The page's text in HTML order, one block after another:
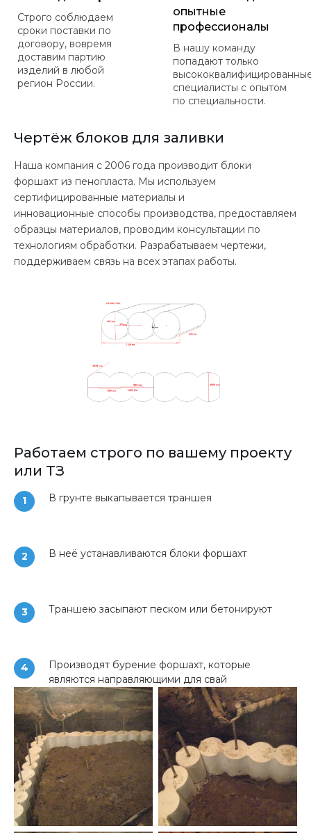
Строго соблюдаем
сроки поставки по
договору, вовремя
доставим партию
изделий в любой
регион России.
опытные
профессионалы
В нашу команду
попадают только
специалисты с опытом
по специальности.
Чертёж блоков для заливки
Наша компания с 2006 года производит блоки
форшахт из пенопласта. Мы используем
сертифицированные материалы и
инновационные способы производства, предоставляем
образцы материалов, проводим консультации по
технологиям обработки. Разрабатываем чертежи,
поддерживаем связь на всех этапах работы.
Работаем строго по вашему проекту
или ТЗ
1 В грунте выкапывается траншея
2 В неё устанавливаются блоки форшахт
3 Траншею засыпают песком или бетонируют
4
Производят бурение форшахт, которые
являются направляющими для свай